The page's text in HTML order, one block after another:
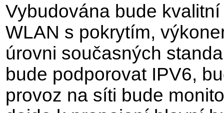
Vybudována bude
WLAN s pokrytím,
úrovni současných
bude podporovat IPV6,
provoz na síti bude